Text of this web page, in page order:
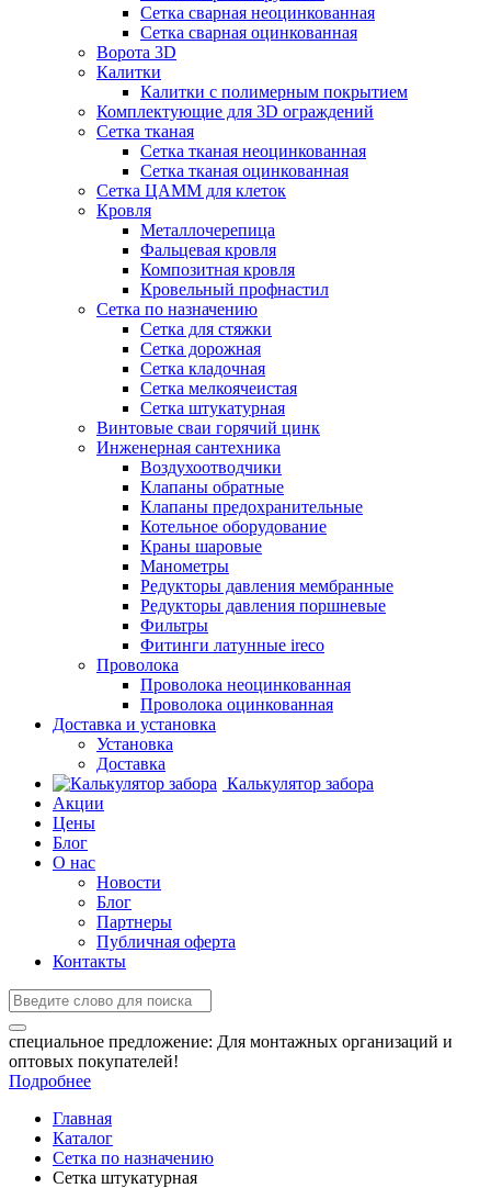
Сетка сварная неоцинкованная
Сетка сварная оцинкованная
Ворота 3D
Калитки
Калитки с полимерным покрытием
Комплектующие для 3D ограждений
Сетка тканая
Сетка тканая неоцинкованная
Сетка тканая оцинкованная
Сетка ЦАММ для клеток
Кровля
Металлочерепица
Фальцевая кровля
Композитная кровля
Кровельный профнастил
Сетка по назначению
Сетка для стяжки
Сетка дорожная
Сетка кладочная
Сетка мелкоячеистая
Сетка штукатурная
Винтовые сваи горячий цинк
Инженерная сантехника
Воздухоотводчики
Клапаны обратные
Клапаны предохранительные
Котельное оборудование
Краны шаровые
Манометры
Редукторы давления мембранные
Редукторы давления поршневые
Фильтры
Фитинги латунные ireco
Проволока
Проволока неоцинкованная
Проволока оцинкованная
Доставка и установка
Установка
Доставка
Калькулятор забора
Акции
Цены
Блог
О нас
Новости
Блог
Партнеры
Публичная оферта
Контакты
специальное предложение: Для монтажных организаций и
оптовых покупателей!
Подробнее
Главная
Каталог
Сетка по назначению
Сетка штукатурная